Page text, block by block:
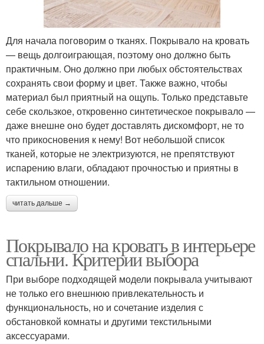
Для начала поговорим о тканях. Покрывало на кровать
— вещь долгоиграющая, поэтому оно должно быть
практичным. Оно должно при любых обстоятельствах
сохранять свои форму и цвет. Также важно, чтобы
материал был приятный на ощупь. Только представьте
себе скользкое, откровенно синтетическое покрывало —
даже внешне оно будет доставлять дискомфорт, не то
что прикосновения к нему! Вот небольшой список
тканей, которые не электризуются, не препятствуют
испарению влаги, обладают прочностью и приятны в
тактильном отношении.
читать дальше →
Покрывало на кровать в интерьере
спальни. Критерии выбора
При выборе подходящей модели покрывала учитывают
не только его внешнюю привлекательность и
функциональность, но и сочетание изделия с
обстановкой комнаты и другими текстильными
аксессуарами.